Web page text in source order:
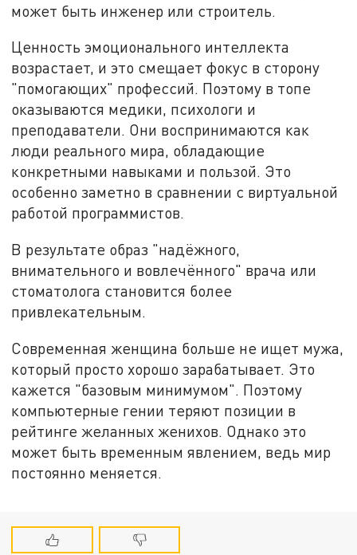
может быть инженер или строитель.
Ценность эмоционального интеллекта
возрастает, и это смещает фокус в сторону
"помогающих" профессий. Поэтому в топе
оказываются медики, психологи и
преподаватели. Они воспринимаются как
люди реального мира, обладающие
конкретными навыками и пользой. Это
особенно заметно в сравнении с виртуальной
работой программистов.
В результате образ "надёжного,
внимательного и вовлечённого" врача или
стоматолога становится более
привлекательным.
Современная женщина больше не ищет мужа,
который просто хорошо зарабатывает. Это
кажется "базовым минимумом". Поэтому
компьютерные гении теряют позиции в
рейтинге желанных женихов. Однако это
может быть временным явлением, ведь мир
постоянно меняется.